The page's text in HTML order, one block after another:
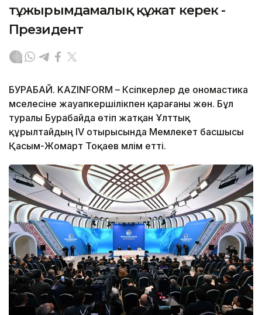
тұжырымдамалық құжат керек -
Президент
БУРАБАЙ. KAZINFORM – Кәсіпкерлер де ономастика
мәселесіне жауапкершілікпен қарағаны жөн. Бұл
туралы Бурабайда өтіп жатқан Ұлттық
құрылтайдың IV отырысында Мемлекет басшысы
Қасым-Жомарт Тоқаев мәлім етті.